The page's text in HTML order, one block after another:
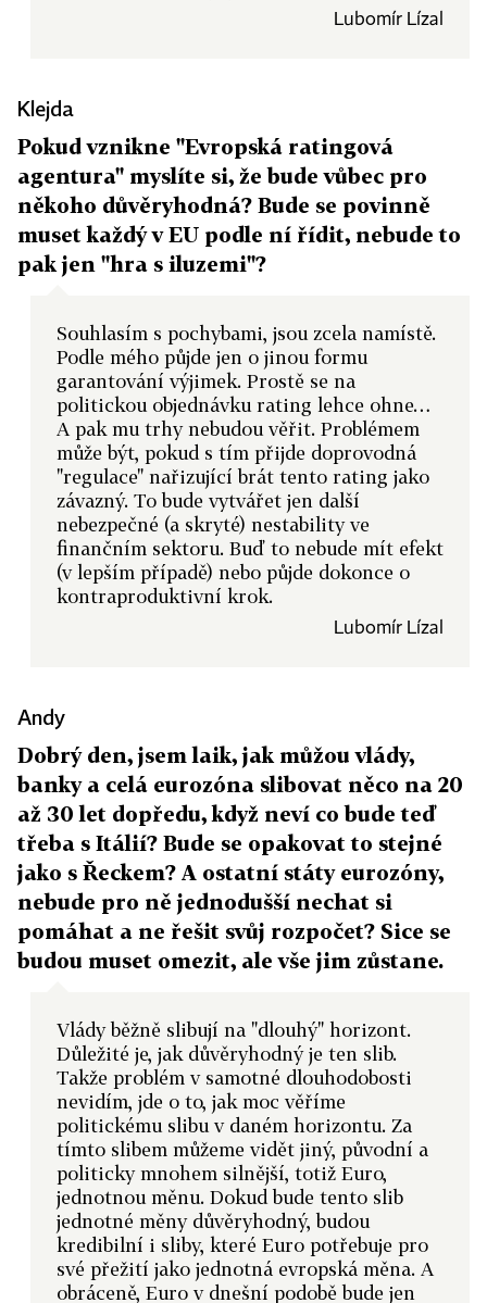
Lubomír Lízal
Klejda
Pokud vznikne "Evropská ratingová
agentura" myslíte si, že bude vůbec pro
někoho důvěryhodná? Bude se povinně
muset každý v EU podle ní řídit, nebude to
pak jen "hra s iluzemi"?
Souhlasím s pochybami, jsou zcela namístě.
Podle mého půjde jen o jinou formu
garantování výjimek. Prostě se na
politickou objednávku rating lehce ohne…
A pak mu trhy nebudou věřit. Problémem
může být, pokud s tím přijde doprovodná
"regulace" nařizující brát tento rating jako
závazný. To bude vytvářet jen další
nebezpečné (a skryté) nestability ve
finančním sektoru. Buď to nebude mít efekt
(v lepším případě) nebo půjde dokonce o
kontraproduktivní krok.
Lubomír Lízal
Andy
Dobrý den, jsem laik, jak můžou vlády,
banky a celá eurozóna slibovat něco na 20
až 30 let dopředu, když neví co bude teď
třeba s Itálií? Bude se opakovat to stejné
jako s Řeckem? A ostatní státy eurozóny,
nebude pro ně jednodušší nechat si
pomáhat a ne řešit svůj rozpočet? Sice se
budou muset omezit, ale vše jim zůstane.
Vlády běžně slibují na "dlouhý" horizont.
Důležité je, jak důvěryhodný je ten slib.
Takže problém v samotné dlouhodobosti
nevidím, jde o to, jak moc věříme
politickému slibu v daném horizontu. Za
tímto slibem můžeme vidět jiný, původní a
politicky mnohem silnější, totiž Euro,
jednotnou měnu. Dokud bude tento slib
jednotné měny důvěryhodný, budou
kredibilní i sliby, které Euro potřebuje pro
své přežití jako jednotná evropská měna. A
obráceně, Euro v dnešní podobě bude jen